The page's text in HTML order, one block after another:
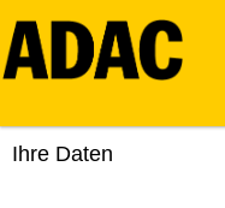
Ihre Daten